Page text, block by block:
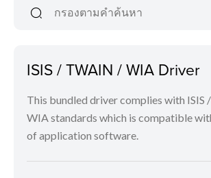
ISIS / TWAIN / WIA Driver
This bundled driver complies with ISIS
WIA standards which is compatible
of application software.